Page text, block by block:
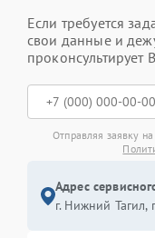
Если требуется
свои данные и
проконсультирует
Отправляя заявку
Адрес
г. Нижний Тагил,